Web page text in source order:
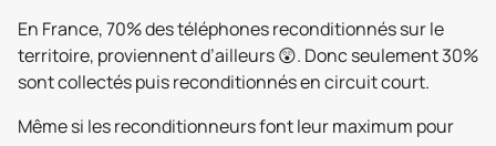
En France, 70% des téléphones reconditionnés sur le
territoire, proviennent d’ailleurs 😲. Donc seulement 30%
sont collectés puis reconditionnés en circuit court.
Même si les reconditionneurs font leur maximum pour